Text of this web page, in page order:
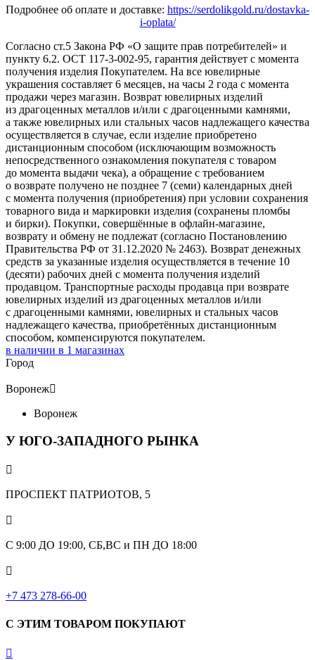
Подробнее об оплате и доставке: https://serdolikgold.ru/dostavka-
i-oplata/
Согласно ст.5 Закона РФ «О защите прав потребителей» и
пункту 6.2. ОСТ 117-3-002-95, гарантия действует с момента
получения изделия Покупателем. На все ювелирные
украшения составляет 6 месяцев, на часы 2 года с момента
продажи через магазин. Возврат ювелирных изделий
из драгоценных металлов и/или с драгоценными камнями,
а также ювелирных или стальных часов надлежащего качества
осуществляется в случае, если изделие приобретено
дистанционным способом (исключающим возможность
непосредственного ознакомления покупателя с товаром
до момента выдачи чека), а обращение с требованием
о возврате получено не позднее 7 (семи) календарных дней
с момента получения (приобретения) при условии сохранения
товарного вида и маркировки изделия (сохранены пломбы
и бирки). Покупки, совершённые в офлайн-магазине,
возврату и обмену не подлежат (согласно Постановлению
Правительства РФ от 31.12.2020 № 2463). Возврат денежных
средств за указанные изделия осуществляется в течение 10
(десяти) рабочих дней с момента получения изделий
продавцом. Транспортные расходы продавца при возврате
ювелирных изделий из драгоценных металлов и/или
с драгоценными камнями, ювелирных и стальных часов
надлежащего качества, приобретённых дистанционным
способом, компенсируются покупателем.
в наличии в 1 магазинах
Город
Воронеж
Воронеж
У ЮГО-ЗАПАДНОГО РЫНКА

ПРОСПЕКТ ПАТРИОТОВ, 5

С 9:00 ДО 19:00, СБ,ВС и ПН ДО 18:00

+7 473 278-66-00
С ЭТИМ ТОВАРОМ ПОКУПАЮТ
